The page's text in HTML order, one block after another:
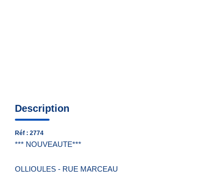
Description
Réf : 2774
*** NOUVEAUTE***
OLLIOULES - RUE MARCEAU